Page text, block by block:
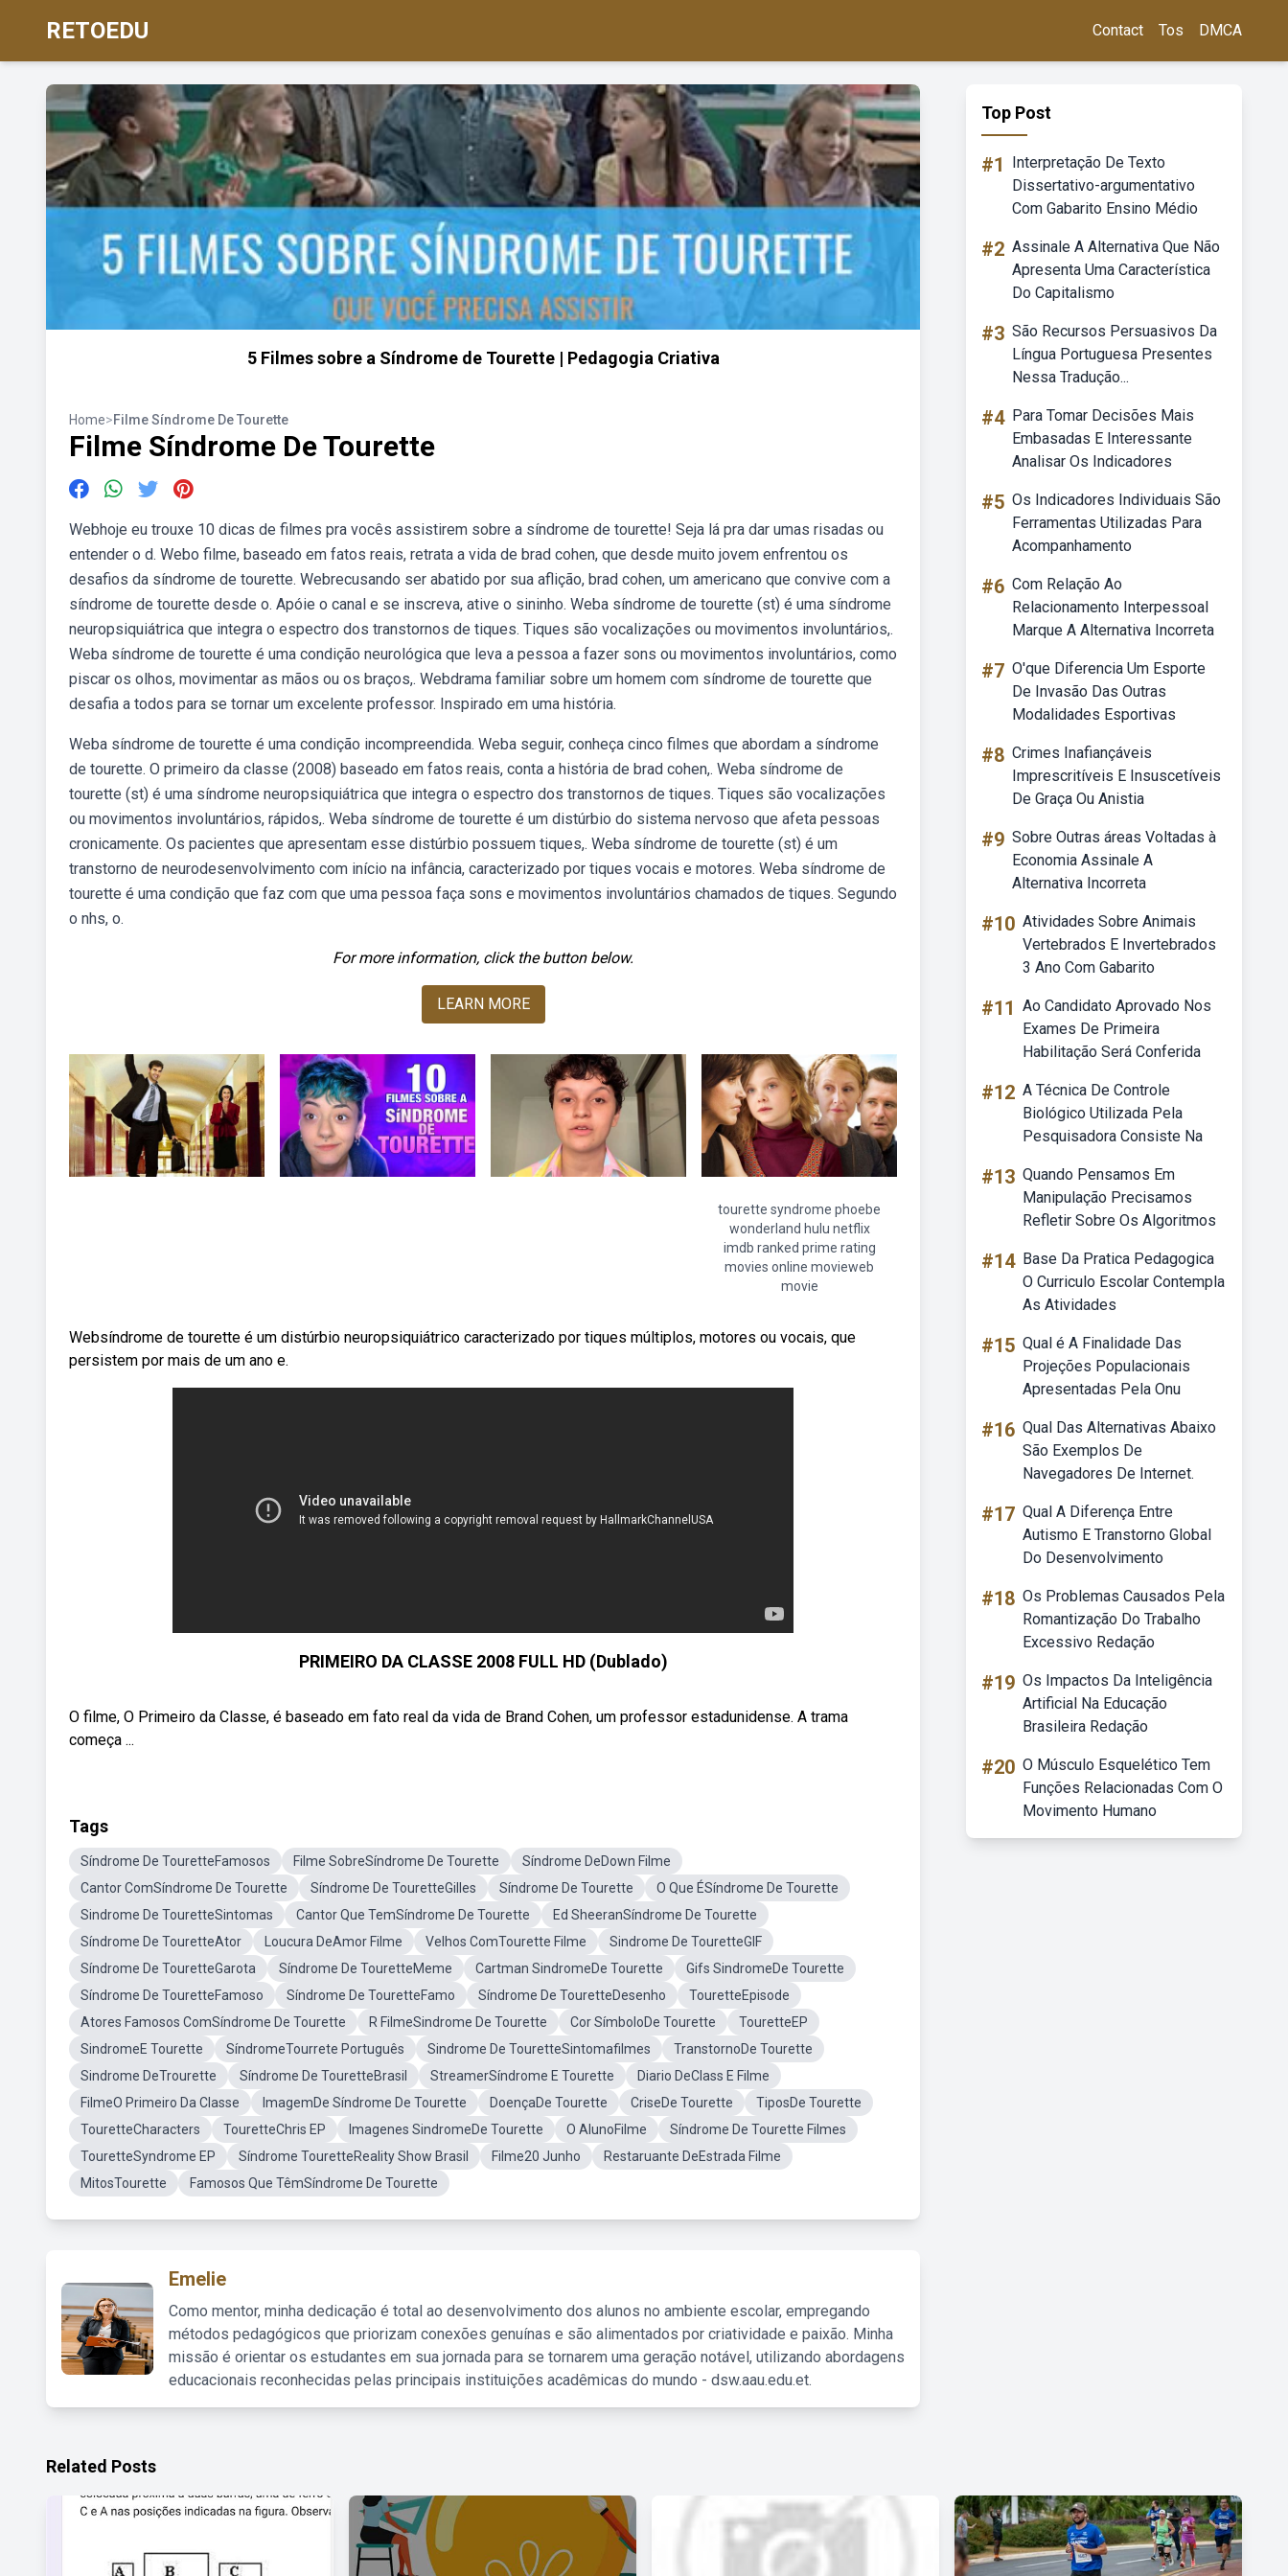
RETOEDU Contact Tos DMCA
5 Filmes sobre a Síndrome de Tourette | Pedagogia Criativa
Home>Filme Síndrome De Tourette
Filme Síndrome De Tourette
Webhoje eu trouxe 10 dicas de filmes pra vocês assistirem sobre a síndrome de tourette! Seja lá pra dar umas risadas ou
entender o d. Webo filme, baseado em fatos reais, retrata a vida de brad cohen, que desde muito jovem enfrentou os
desafios da síndrome de tourette. Webrecusando ser abatido por sua aflição, brad cohen, um americano que convive com a
síndrome de tourette desde o. Apóie o canal e se inscreva, ative o sininho. Weba síndrome de tourette (st) é uma síndrome
neuropsiquiátrica que integra o espectro dos transtornos de tiques. Tiques são vocalizações ou movimentos involuntários,.
Weba síndrome de tourette é uma condição neurológica que leva a pessoa a fazer sons ou movimentos involuntários, como
piscar os olhos, movimentar as mãos ou os braços,. Webdrama familiar sobre um homem com síndrome de tourette que
desafia a todos para se tornar um excelente professor. Inspirado em uma história.
Weba síndrome de tourette é uma condição incompreendida. Weba seguir, conheça cinco filmes que abordam a síndrome
de tourette. O primeiro da classe (2008) baseado em fatos reais, conta a história de brad cohen,. Weba síndrome de
tourette (st) é uma síndrome neuropsiquiátrica que integra o espectro dos transtornos de tiques. Tiques são vocalizações
ou movimentos involuntários, rápidos,. Weba síndrome de tourette é um distúrbio do sistema nervoso que afeta pessoas
cronicamente. Os pacientes que apresentam esse distúrbio possuem tiques,. Weba síndrome de tourette (st) é um
transtorno de neurodesenvolvimento com início na infância, caracterizado por tiques vocais e motores. Weba síndrome de
tourette é uma condição que faz com que uma pessoa faça sons e movimentos involuntários chamados de tiques. Segundo
o nhs, o.
For more information, click the button below.
LEARN MORE
tourette syndrome phoebe
wonderland hulu netflix
imdb ranked prime rating
movies online movieweb
movie
Websíndrome de tourette é um distúrbio neuropsiquiátrico caracterizado por tiques múltiplos, motores ou vocais, que
persistem por mais de um ano e.
PRIMEIRO DA CLASSE 2008 FULL HD (Dublado)
O filme, O Primeiro da Classe, é baseado em fato real da vida de Brand Cohen, um professor estadunidense. A trama
começa ...
Tags
Síndrome De TouretteFamosos Filme SobreSíndrome De Tourette
Síndrome DeDown Filme
Cantor ComSíndrome De Tourette
Síndrome De TouretteGilles Síndrome De Tourette
O Que ÉSíndrome De Tourette
Sindrome De TouretteSintomas
Cantor Que TemSíndrome De Tourette
Ed SheeranSíndrome De Tourette
Síndrome De TouretteAtor
Loucura DeAmor Filme Velhos ComTourette Filme
Sindrome De TouretteGIF
Síndrome De TouretteGarota
Síndrome De TouretteMeme Cartman SindromeDe Tourette
Gifs SindromeDe Tourette
Síndrome De TouretteFamoso
Síndrome De TouretteFamo Síndrome De TouretteDesenho
TouretteEpisode
Atores Famosos ComSíndrome De Tourette
R FilmeSindrome De Tourette Cor SímboloDe Tourette
TouretteEP
SindromeE Tourette
SíndromeTourrete Português Sindrome De TouretteSintomafilmes
TranstornoDe Tourette
Sindrome DeTrourette
Síndrome De TouretteBrasil StreamerSíndrome E Tourette
Diario DeClass E Filme
FilmeO Primeiro Da Classe
ImagemDe Síndrome De Tourette DoençaDe Tourette CriseDe Tourette
TiposDe Tourette
TouretteCharacters
TouretteChris EP Imagenes SindromeDe Tourette O AlunoFilme
Síndrome De Tourette Filmes
TouretteSyndrome EP
Síndrome TouretteReality Show Brasil Filme20 Junho
Restaruante DeEstrada Filme
MitosTourette
Famosos Que TêmSíndrome De Tourette
Emelie
Como mentor, minha dedicação é total ao desenvolvimento dos alunos no ambiente escolar, empregando
métodos pedagógicos que priorizam conexões genuínas e são alimentados por criatividade e paixão. Minha
missão é orientar os estudantes em sua jornada para se tornarem uma geração notável, utilizando abordagens
educacionais reconhecidas pelas principais instituições acadêmicas do mundo - dsw.aau.edu.et.
Top Post
#1
Interpretação De Texto
Dissertativo-argumentativo
Com Gabarito Ensino Médio
#2 Assinale A Alternativa Que Não
Apresenta Uma Característica
Do Capitalismo
#3 São Recursos Persuasivos Da
Língua Portuguesa Presentes
Nessa Tradução...
#4 Para Tomar Decisões Mais
Embasadas E Interessante
Analisar Os Indicadores
#5 Os Indicadores Individuais São
Ferramentas Utilizadas Para
Acompanhamento
#6 Com Relação Ao
Relacionamento Interpessoal
Marque A Alternativa Incorreta
#7 O'que Diferencia Um Esporte
De Invasão Das Outras
Modalidades Esportivas
#8 Crimes Inafiançáveis
Imprescritíveis E Insuscetíveis
De Graça Ou Anistia
#9 Sobre Outras áreas Voltadas à
Economia Assinale A
Alternativa Incorreta
#10 Atividades Sobre Animais
Vertebrados E Invertebrados
3 Ano Com Gabarito
#11 Ao Candidato Aprovado Nos
Exames De Primeira
Habilitação Será Conferida
#12 A Técnica De Controle
Biológico Utilizada Pela
Pesquisadora Consiste Na
#13 Quando Pensamos Em
Manipulação Precisamos
Refletir Sobre Os Algoritmos
#14 Base Da Pratica Pedagogica
O Curriculo Escolar Contempla
As Atividades
#15 Qual é A Finalidade Das
Projeções Populacionais
Apresentadas Pela Onu
#16 Qual Das Alternativas Abaixo
São Exemplos De
Navegadores De Internet.
#17 Qual A Diferença Entre
Autismo E Transtorno Global
Do Desenvolvimento
#18 Os Problemas Causados Pela
Romantização Do Trabalho
Excessivo Redação
#19 Os Impactos Da Inteligência
Artificial Na Educação
Brasileira Redação
#20 O Músculo Esquelético Tem
Funções Relacionadas Com O
Movimento Humano
Related Posts